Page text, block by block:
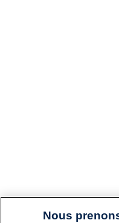
Nous